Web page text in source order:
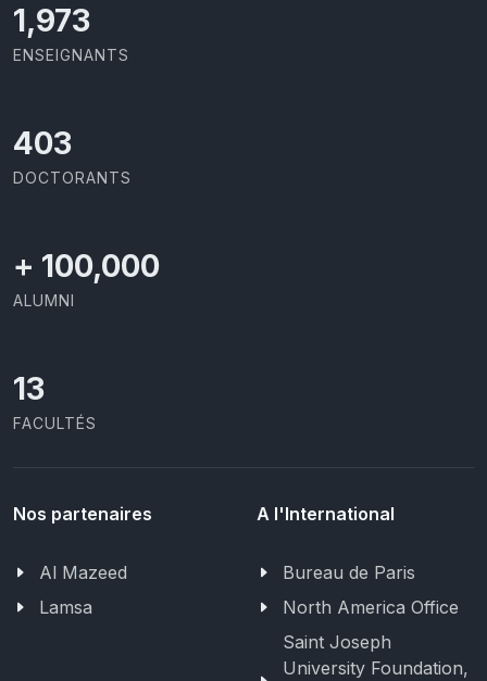
2,142
ENSEIGNANTS
437
DOCTORANTS
+ 100,000
ALUMNI
13
FACULTÉS
Nos partenaires
Al Mazeed
Lamsa
A l'International
Bureau de Paris
North America Office
Saint Joseph
University Foundation,